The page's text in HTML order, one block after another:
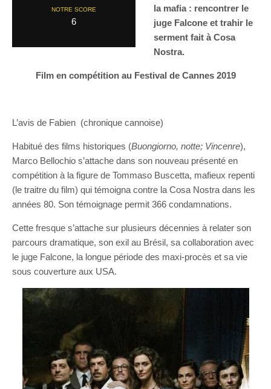
NOTRE SCORE
6
la mafia : rencontrer le
juge Falcone et trahir le
serment fait à Cosa
Nostra.
Film en compétition au Festival de Cannes 2019
L’avis de Fabien (chronique cannoise)
Habitué des films historiques (Buongiorno, notte; Vincenre),
Marco Bellochio s’attache dans son nouveau présenté en
compétition à la figure de Tommaso Buscetta, mafieux repenti
(le traitre du film) qui témoigna contre la Cosa Nostra dans les
années 80. Son témoignage permit 366 condamnations.
Cette fresque s’attache sur plusieurs décennies à relater son
parcours dramatique, son exil au Brésil, sa collaboration avec
le juge Falcone, la longue période des maxi-procès et sa vie
sous couverture aux USA.